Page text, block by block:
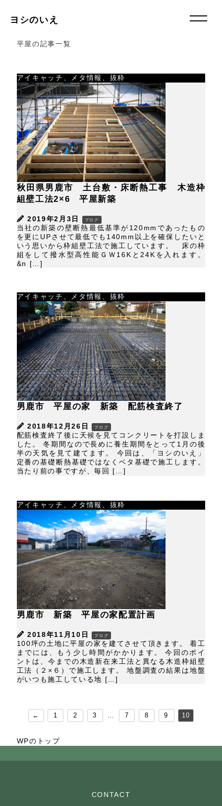
ヨシのいえ
平屋の記事一覧
アイキャッチ、メタ情報、抜粋
秋田県男鹿市 土台敷・床断熱工事 木造枠
組壁工法2×6 平屋新築
2019年2月3日 ブログ
当社の新築の壁断熱最低基準が120mmであったもの
を更にUPさせて最低でも140mm以上を確保したいと
いう思いから枠組壁工法で施工しています。 床の枠
組をして撥水型高性能ＧＷ16Kと24Kを入れます。
&n […]
アイキャッチ、メタ情報、抜粋
男鹿市 平屋の家 新築 配筋検査終了
2018年12月26日 ブログ
配筋検査終了後に天候を見てコンクリートを打設しま
した。 冬期間なので長めに養生期間をとって1月の後
半の天気を見て建てます。 今回は、「ヨシのいえ」
定番の基礎断熱基礎ではなくベタ基礎で施工します。
当たり前の事ですが、毎回 […]
アイキャッチ、メタ情報、抜粋
男鹿市 新築 平屋の家配置計画
2018年11月10日 ブログ
100坪の土地に平屋の家を建てさせて頂きます。 着工
までには、もう少し時間がかかります。 今回のポイ
ントは、今までの木造新在来工法と異なる木造枠組壁
工法（２×６）で施工します。 地盤調査の結果は地盤
がいつも施工している地 […]
← 1 2 3 … 7 8 9 10
WPのトップ
CONTACT